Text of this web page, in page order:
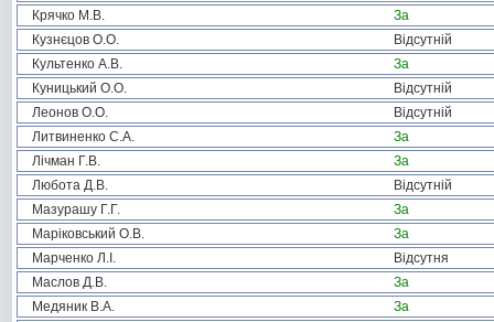
Крячко М.В.
За
Кузнєцов О.О.
Відсутній
Культенко А.В.
За
Куницький О.О.
Відсутній
Леонов О.О.
Відсутній
Литвиненко С.А.
За
Лічман Г.В.
За
Любота Д.В.
Відсутній
Мазурашу Г.Г.
За
Маріковський О.В.
За
Марченко Л.І.
Відсутня
Маслов Д.В.
За
Медяник В.А.
За